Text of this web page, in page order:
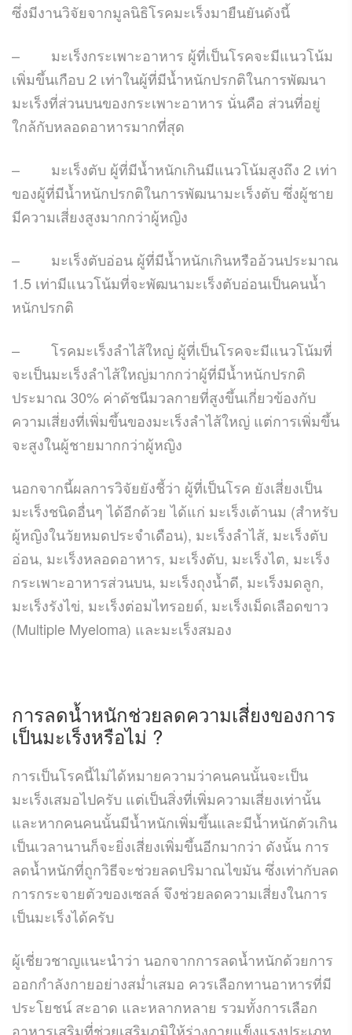
ซึ่งมีงานวิจัยจากมูลนิธิโรคมะเร็งมายืนยันดังนี้
–
มะเร็งกระเพาะอาหาร ผู้ที่เป็นโรคจะมีแนวโน้ม
เพิ่มขึ้นเกือบ 2 เท่าในผู้ที่มีน้ำหนักปรกติในการพัฒนา
มะเร็งที่ส่วนบนของกระเพาะอาหาร นั่นคือ ส่วนที่อยู่
ใกล้กับหลอดอาหารมากที่สุด
– มะเร็งตับ ผู้ที่มีน้ำหนักเกินมีแนวโน้มสูงถึง 2 เท่า
ของผู้ที่มีน้ำหนักปรกติในการพัฒนามะเร็งตับ ซึ่งผู้ชาย
มีความเสี่ยงสูงมากกว่าผู้หญิง
–
มะเร็งตับอ่อน ผู้ที่มีน้ำหนักเกินหรืออ้วนประมาณ
1.5 เท่ามีแนวโน้มที่จะพัฒนามะเร็งตับอ่อนเป็นคนน้ำ
หนักปรกติ
–
โรคมะเร็งลำไส้ใหญ่ ผู้ที่เป็นโรคจะมีแนวโน้มที่
จะเป็นมะเร็งลำไส้ใหญ่มากกว่าผู้ที่มีน้ำหนักปรกติ
ประมาณ 30% ค่าดัชนีมวลกายที่สูงขึ้นเกี่ยวข้องกับ
ความเสี่ยงที่เพิ่มขึ้นของมะเร็งลำไส้ใหญ่ แต่การเพิ่มขึ้น
จะสูงในผู้ชายมากกว่าผู้หญิง
นอกจากนี้ผลการวิจัยยังชี้ว่า ผู้ที่เป็นโรค ยังเสี่ยงเป็น
มะเร็งชนิดอื่นๆ ได้อีกด้วย ได้แก่ มะเร็งเต้านม (สำหรับ
ผู้หญิงในวัยหมดประจำเดือน), มะเร็งลำไส้, มะเร็งตับ
อ่อน, มะเร็งหลอดอาหาร, มะเร็งตับ, มะเร็งไต, มะเร็ง
กระเพาะอาหารส่วนบน, มะเร็งถุงน้ำดี, มะเร็งมดลูก,
มะเร็งรังไข่, มะเร็งต่อมไทรอยด์, มะเร็งเม็ดเลือดขาว
(Multiple Myeloma) และมะเร็งสมอง
การลดน้ำหนักช่วยลดความเสี่ยงของการ
เป็นมะเร็งหรือไม่ ?
การเป็นโรคนี้ไม่ได้หมายความว่าคนคนนั้นจะเป็น
มะเร็งเสมอไปครับ แต่เป็นสิ่งที่เพิ่มความเสี่ยงเท่านั้น
และหากคนคนนั้นมีน้ำหนักเพิ่มขึ้นและมีน้ำหนักตัวเกิน
เป็นเวลานานก็จะยิ่งเสี่ยงเพิ่มขึ้นอีกมากว่า ดังนั้น การ
ลดน้ำหนักที่ถูกวิธีจะช่วยลดปริมาณไขมัน ซึ่งเท่ากับลด
การกระจายตัวของเซลล์ จึงช่วยลดความเสี่ยงในการ
เป็นมะเร็งได้ครับ
ผู้เชี่ยวชาญแนะนำว่า นอกจากการลดน้ำหนักด้วยการ
ออกกำลังกายอย่างสม่ำเสมอ ควรเลือกทานอาหารที่มี
ประโยชน์ สะอาด และหลากหลาย รวมทั้งการเลือก
อาหารเสริมที่ช่วยเสริมภูมิให้ร่างกายแข็งแรงประเภท